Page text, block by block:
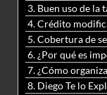
3. Buen uso de la
4. Crédito
5. Cobertura de
6. ¿Por qué es
7. ¿Cómo